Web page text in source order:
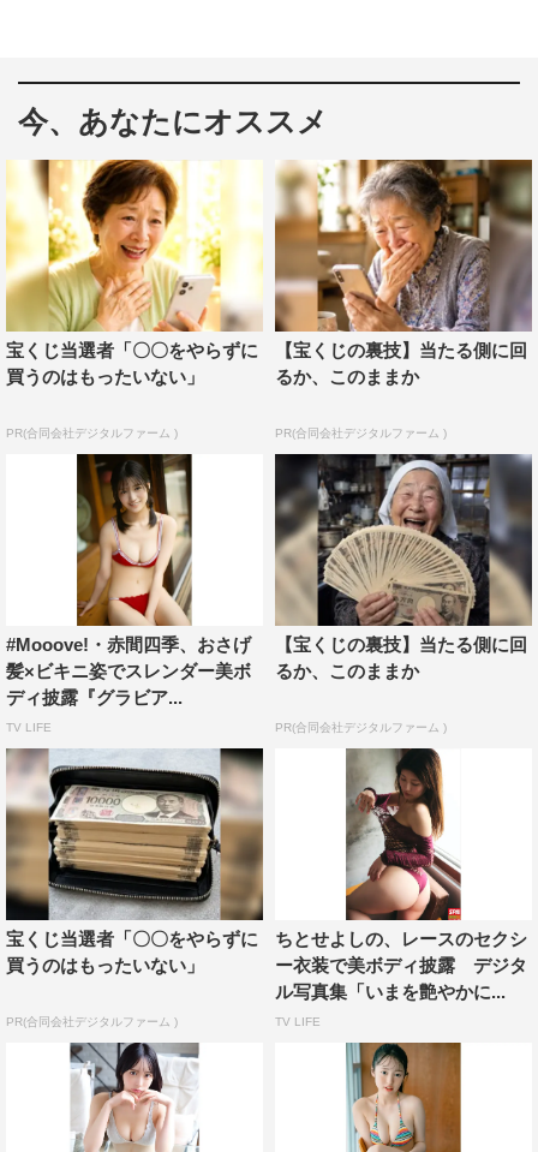
今、あなたにオススメ
宝くじ当選者「〇〇をやらずに
買うのはもったいない」
PR(合同会社デジタルファーム )
【宝くじの裏技】当たる側に回
るか、このままか
PR(合同会社デジタルファーム )
#Mooove!・赤間四季、おさげ
髪×ビキニ姿でスレンダー美ボ
ディ披露『グラビア...
TV LIFE
【宝くじの裏技】当たる側に回
るか、このままか
PR(合同会社デジタルファーム )
宝くじ当選者「〇〇をやらずに
買うのはもったいない」
PR(合同会社デジタルファーム )
ちとせよしの、レースのセクシ
ー衣装で美ボディ披露 デジタ
ル写真集「いまを艶やかに...
TV LIFE